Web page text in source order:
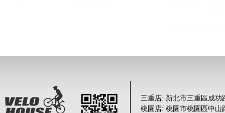
三重店: 新北市三重區成功
桃園店: 桃園市桃園區中山